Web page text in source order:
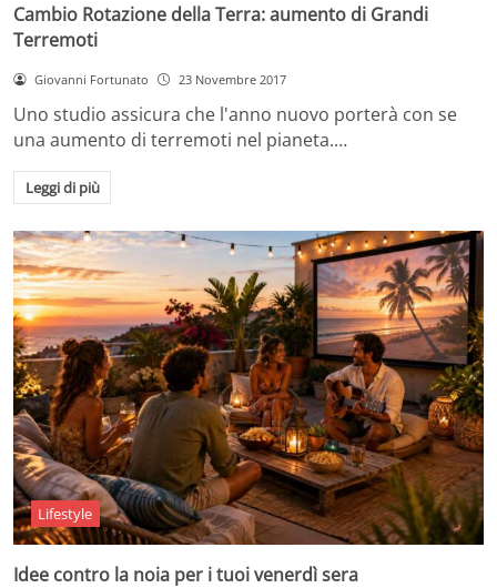
Cambio Rotazione della Terra: aumento di Grandi
Terremoti
Giovanni Fortunato 23 Novembre 2017
Uno studio assicura che l'anno nuovo porterà con se
una aumento di terremoti nel pianeta.…
Leggi di più
Lifestyle
Idee contro la noia per i tuoi venerdì sera